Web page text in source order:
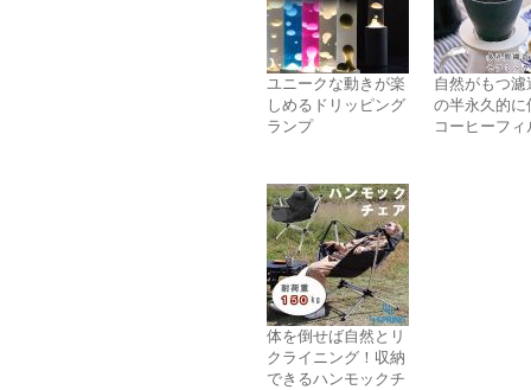
ユニークな動きが楽
しめるドリッピング
ランプ
自然がもつ濾
の半永久的に
コーヒーフィ
体を倒せば自然とリ
クライニング！収納
できるハンモックチ